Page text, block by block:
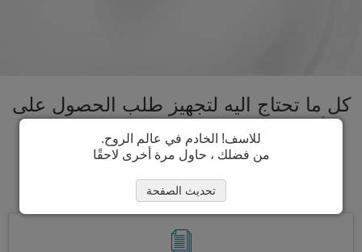
كل ما تحتاج اليه لتجهيز طلب الحصول على
تأشيرة جزر سليمان تحت سقف واحد.
تسريع عملية الحصول على تأشيرة جزر
سليمان
للاسف! الخادم في عالم الروح.
من فضلك ، حاول مرة أخرى لاحقًا
تحديث الصفحة